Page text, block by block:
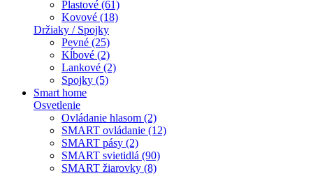
Plastové (61)
Kovové (18)
Držiaky / Spojky
Pevné (25)
Kĺbové (2)
Lankové (2)
Spojky (5)
Smart home
Osvetlenie
Ovládanie hlasom (2)
SMART ovládanie (12)
SMART pásy (2)
SMART svietidlá (90)
SMART žiarovky (8)